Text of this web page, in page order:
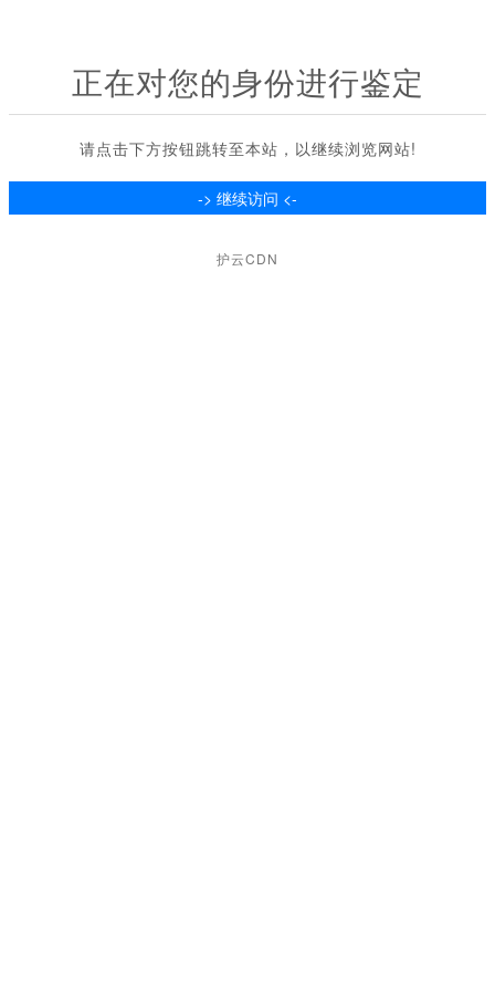
正在对您的身份进行鉴定
请点击下方按钮跳转至本站，以继续浏览网站!
护云CDN